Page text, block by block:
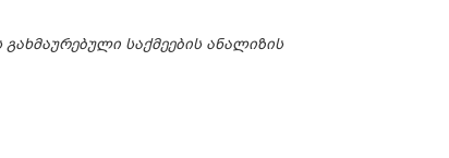
საქმეების ანალიზის